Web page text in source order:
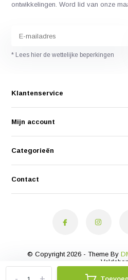
ontwikkelingen. Word lid van onze
* Lees hier de wettelijke beperkingen
Klantenservice
Mijn account
Categorieën
Contact
© Copyright 2026 - Theme By